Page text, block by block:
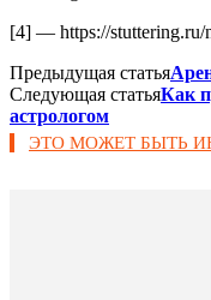
[4] — https://stuttering.ru/
Предыдущая статья
Следующая статьяКак
астрологом
ЭТО МОЖЕТ БЫТЬ